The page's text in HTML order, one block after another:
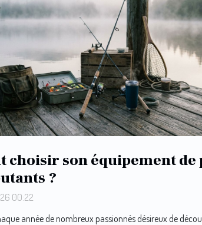
choisir son équipement de
?
00:22
année de nombreux passionnés désireux de